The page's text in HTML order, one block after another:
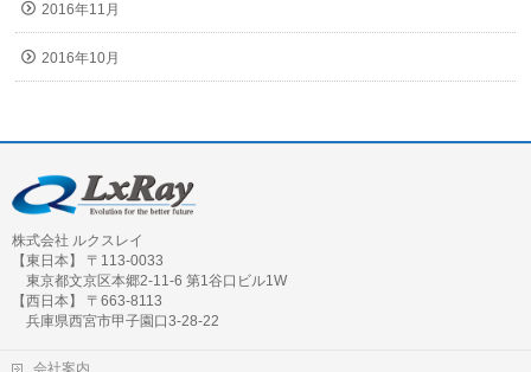
2016年11月
2016年10月
株式会社 ルクスレイ
【東日本】 〒113-0033
東京都文京区本郷2-11-6 第1谷口ビル1W
【西日本】 〒663-8113
兵庫県西宮市甲子園口3-28-22
会社案内